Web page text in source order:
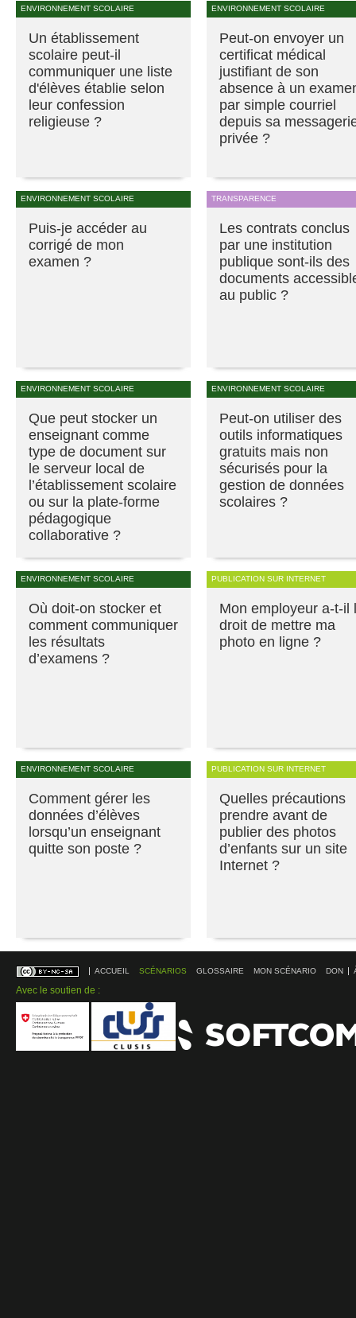
ENVIRONNEMENT SCOLAIRE
Un établissement
scolaire peut-il
communiquer une liste
d'élèves établie selon
leur confession
religieuse ?
ENVIRONNEMENT SCOLAIRE
Peut-on envoyer un
certificat médical
justifiant de son
absence à un
par simple courriel
depuis sa
privée ?
ENVIRONNEMENT SCOLAIRE
Puis-je accéder au
corrigé de mon
examen ?
TRANSPARENCE
Les contrats conclus
par une institution
publique sont-ils des
documents
au public ?
ENVIRONNEMENT SCOLAIRE
Que peut stocker un
enseignant comme
type de document sur
le serveur local de
l’établissement scolaire
ou sur la plate-forme
pédagogique
collaborative ?
ENVIRONNEMENT SCOLAIRE
Peut-on utiliser des
outils informatiques
gratuits mais non
sécurisés pour la
gestion de données
scolaires ?
ENVIRONNEMENT SCOLAIRE
Où doit-on stocker et
comment communiquer
les résultats
d’examens ?
PUBLICATION SUR INTERNET
Mon employeur a-t-il
droit de mettre ma
photo en ligne ?
ENVIRONNEMENT SCOLAIRE
Comment gérer les
données d’élèves
lorsqu’un enseignant
quitte son poste ?
PUBLICATION SUR INTERNET
Quelles précautions
prendre avant de
publier des photos
d’enfants sur un site
Internet ?
ACCUEIL SCÉNARIOS GLOSSAIRE MON SCÉNARIO DON
Avec le soutien de :